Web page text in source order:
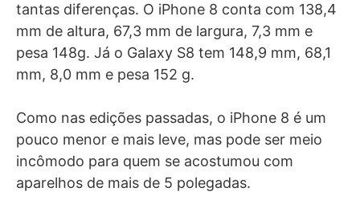
tantas diferenças. O iPhone 8 conta com 138,4
mm de altura, 67,3 mm de largura, 7,3 mm e
pesa 148g. Já o Galaxy S8 tem 148,9 mm, 68,1
mm, 8,0 mm e pesa 152 g.
Como nas edições passadas, o iPhone 8 é um
pouco menor e mais leve, mas pode ser meio
incômodo para quem se acostumou com
aparelhos de mais de 5 polegadas.